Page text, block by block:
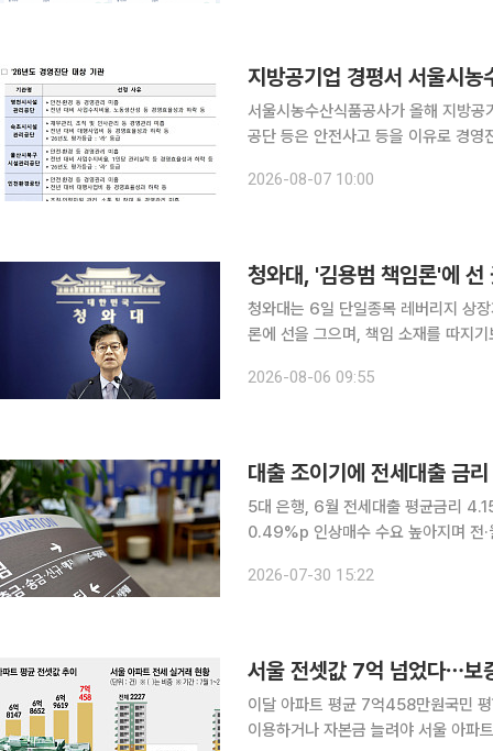
서울시농수산식품공사가 올해 지방
공단 등은 안전사고 등을 이유로 경영진단 대상 기관
다. 올해 평가는 268개 지방공기업
2026-08-07 10:00
청와대, '김용범 책임론'에
청와대는 6일 단일종목 레버리지 상
론에 선을 그으며, 책임 소재를 따지
의 인터뷰에서 "부동산은 물론이고
2026-08-06 09:55
대출 조이기에 전세대출 금
5대 은행, 6월 전세대출 평균금리
0.49%p 인상매수 수요 높아지며 전·월세도 줄어⋯이
전세대출 취급 금리가 오름세를 보인
2026-07-30 15:22
서울 전셋값 7억 넘었다⋯보
이달 아파트 평균 7억458만원국민
이용하거나 자본금 늘려야 서울 아파트 평균 전셋값이 통계 작성 이후 처음으로 7억원을 넘어서면